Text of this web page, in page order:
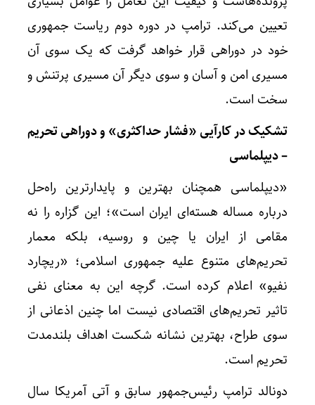
تعیین می‌کند. ترامپ در دوره دوم ریاست جمهوری
خود در دوراهی قرار خواهد گرفت که یک سوی آن
مسیری امن و آسان و سوی دیگر آن مسیری پرتنش و
سخت است.
تشکیک در کارآیی «فشار حداکثری» و دوراهی تحریم
– دیپلماسی
«دیپلماسی همچنان بهترین و پایدارترین راه‌حل
درباره مساله هسته‌ای ایران است»؛ این گزاره را نه
مقامی از ایران یا چین و روسیه، بلکه معمار
تحریم‌های متنوع علیه جمهوری اسلامی؛ «ریچارد
نفیو» اعلام کرده است. گرچه این به معنای نفی
تاثیر تحریم‌های اقتصادی نیست اما چنین اذعانی از
سوی طراح، بهترین نشانه شکست اهداف بلندمدت
تحریم است.
دونالد ترامپ رئیس‌جمهور سابق و آتی آمریکا سال